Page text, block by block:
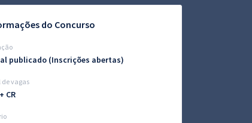
do Concurso
publicado (Inscrições abertas)
de vagas
CR